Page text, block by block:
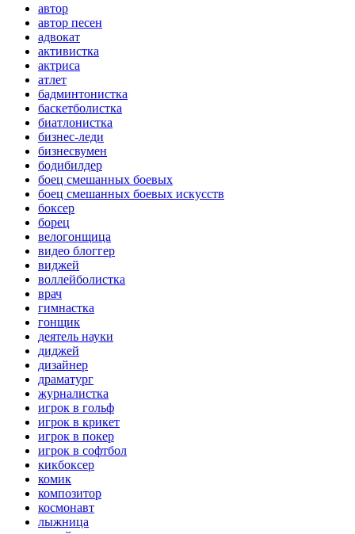
автор
автор песен
адвокат
активистка
актриса
атлет
бадминтонистка
баскетболистка
биатлонистка
бизнес-леди
бизнесвумен
бодибилдер
боец смешанных боевых
боец смешанных боевых искусств
боксер
борец
велогонщица
видео блоггер
виджей
воллейболистка
врач
гимнастка
гонщик
деятель науки
диджей
дизайнер
драматург
журналистка
игрок в гольф
игрок в крикет
игрок в покер
игрок в софтбол
кикбоксер
комик
композитор
космонавт
лыжница